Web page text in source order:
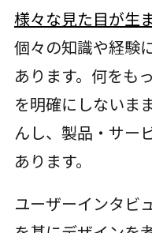
様々な見た目が生
個々の知識や経験
あります。何をも
を明確にしないま
んし、製品・サー
あります。
ユーザーインタビ